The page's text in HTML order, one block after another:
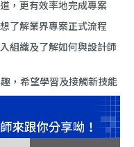
，更有效率地完成專案
了解業界專案正式流程
組織及了解如何與設計師
，希望學習及接觸新技能